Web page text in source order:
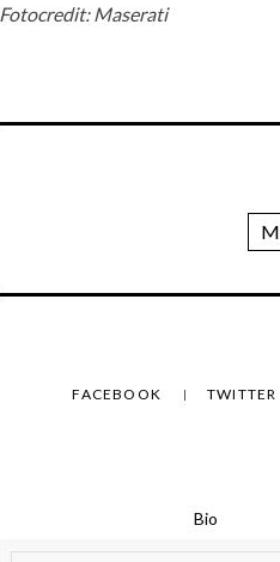
Fotocredit: Maserati
FACEBOOK TWITTER
Bio